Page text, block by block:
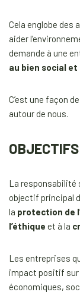
Cela englobe des
aider
demande à une
au bien social
C’est une façon
autour de nous.
La responsabilité
objectif principal
la protection de
l’éthique et à la
Les entreprises
impact positif sur
économiques,